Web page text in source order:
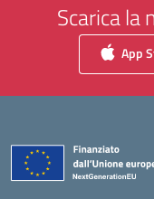
Scarica la
App